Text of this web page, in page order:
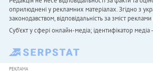
оприлюднені у рекламних матеріалах. Згідно з
законодавством, відповідальність за зміст
Cуб'єкт у сфері онлайн-медіа; ідентифікатор
РЕКЛАМА